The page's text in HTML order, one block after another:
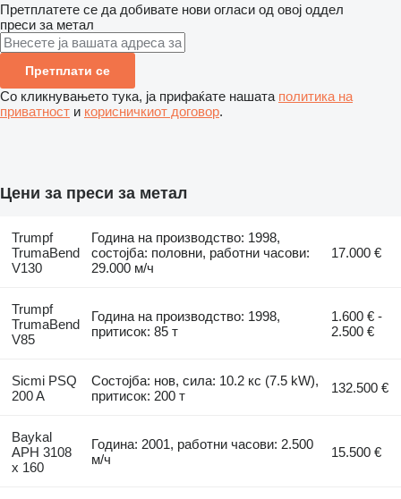
Претплатете се да добивате нови огласи од овој оддел
преси за метал
Претплати се
Со кликнувањето тука, ја прифаќате нашата политика на
приватност и корисничкиот договор.
Цени за преси за метал
Trumpf
TrumaBend
V130
Година на производство: 1998,
состојба: половни, работни часови:
29.000 м/ч
17.000 €
Trumpf
TrumaBend
V85
Година на производство: 1998,
притисок: 85 т
1.600 € -
2.500 €
Sicmi PSQ
200 A
Состојба: нов, сила: 10.2 кс (7.5 kW),
притисок: 200 т
132.500 €
Baykal
APH 3108
x 160
Година: 2001, работни часови: 2.500
м/ч
15.500 €